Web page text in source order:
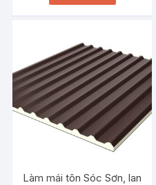
Làm mái tôn Sóc Sơn, lan